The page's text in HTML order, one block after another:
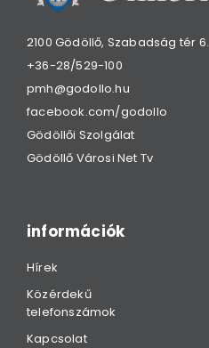
2100 Gödöllő, Szabadság tér 6.
+36-28/529-100
pmh@godollo.hu
facebook.com/godollo
Gödöllői Szolgálat
Gödöllő Városi Net Tv
információk
Hírek
Közérdekű
telefonszámok
Kapcsolat